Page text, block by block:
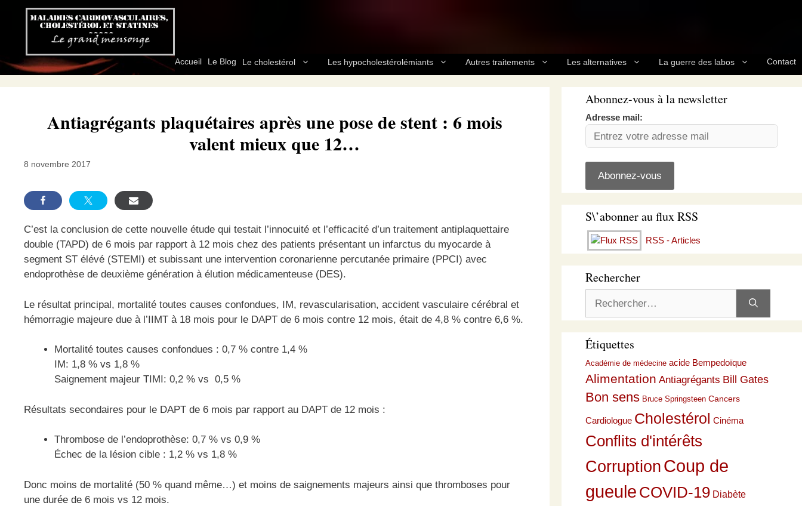
Accueil Le Blog Le cholestérol Les hypocholestérolémiants Autres traitements Les alternatives La guerre des labos Contact
Antiagrégants plaquétaires après une pose de stent : 6 mois
valent mieux que 12…
8 novembre 2017
C’est la conclusion de cette nouvelle étude qui testait l’innocuité et l’efficacité d’un traitement antiplaquettaire
double (TAPD) de 6 mois par rapport à 12 mois chez des patients présentant un infarctus du myocarde à
segment ST élévé (STEMI) et subissant une intervention coronarienne percutanée primaire (PPCI) avec
endoprothèse de deuxième génération à élution médicamenteuse (DES).
Le résultat principal, mortalité toutes causes confondues, IM, revascularisation, accident vasculaire cérébral et
hémorragie majeure due à l’IIMT à 18 mois pour le DAPT de 6 mois contre 12 mois, était de 4,8 % contre 6,6 %.
Mortalité toutes causes confondues : 0,7 % contre 1,4 %
IM: 1,8 % vs 1,8 %
Saignement majeur TIMI: 0,2 % vs 0,5 %
Résultats secondaires pour le DAPT de 6 mois par rapport au DAPT de 12 mois :
Thrombose de l’endoprothèse: 0,7 % vs 0,9 %
Échec de la lésion cible : 1,2 % vs 1,8 %
Donc moins de mortalité (50 % quand même…) et moins de saignements majeurs ainsi que thromboses pour
une durée de 6 mois vs 12 mois.
Abonnez-vous à la newsletter
Adresse mail:
S\’abonner au flux RSS
RSS - Articles
Rechercher
Étiquettes
Académie de médecine acide Bempedoïque
Alimentation Antiagrégants Bill Gates
Bon sens Bruce Springsteen Cancers
Cardiologue Cholestérol Cinéma
Conflits d'intérêts
CorruptionCoup de
gueule COVID-19 Diabète